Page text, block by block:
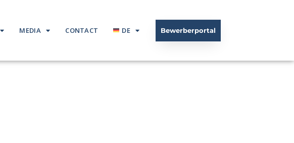
MEDIA CONTACT DE Bewerberportal